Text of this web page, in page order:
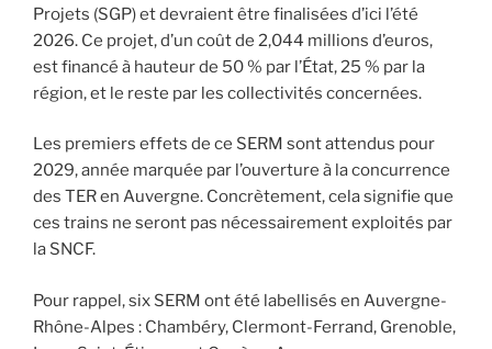
Projets (SGP) et devraient être finalisées d’ici l’été
2026. Ce projet, d’un coût de 2,044 millions d’euros,
est financé à hauteur de 50 % par l’État, 25 % par la
région, et le reste par les collectivités concernées.
Les premiers effets de ce SERM sont attendus pour
2029, année marquée par l’ouverture à la concurrence
des TER en Auvergne. Concrètement, cela signifie que
ces trains ne seront pas nécessairement exploités par
la SNCF.
Pour rappel, six SERM ont été labellisés en Auvergne-
Rhône-Alpes : Chambéry, Clermont-Ferrand, Grenoble,